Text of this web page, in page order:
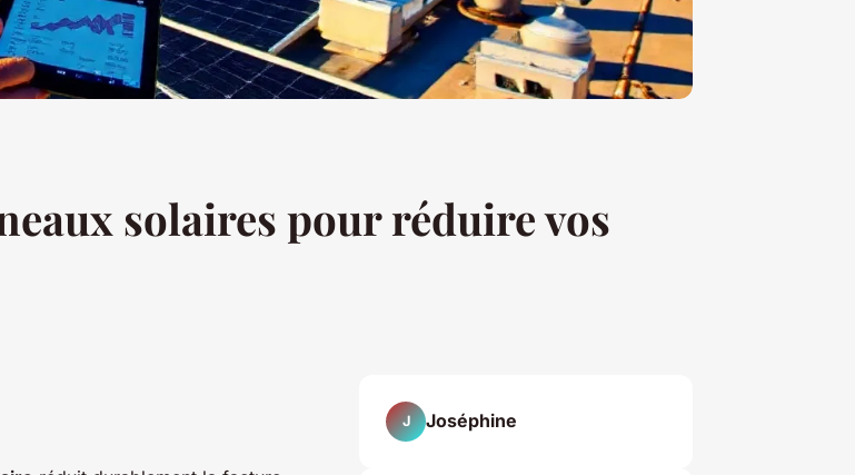
solaires pour réduire vos
J Joséphine